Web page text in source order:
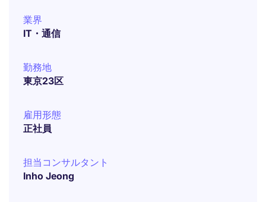
業界
IT・通信
勤務地
東京23区
雇用形態
正社員
担当コンサルタント
Inho Jeong